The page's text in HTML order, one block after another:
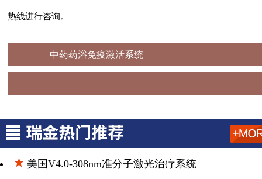
热线进行咨询。
中药药浴免疫激活系统
美国V4.0-308nm准分子激光治疗系统